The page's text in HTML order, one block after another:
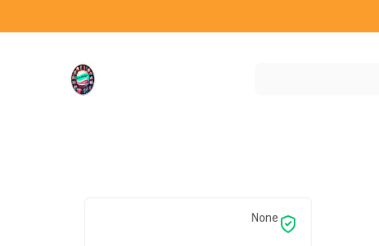
None